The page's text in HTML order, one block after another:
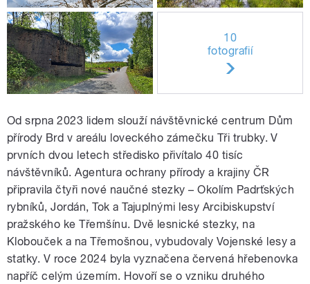
10
fotografií
Od srpna 2023 lidem slouží návštěvnické centrum Dům
přírody Brd v areálu loveckého zámečku Tři trubky. V
prvních dvou letech středisko přivítalo 40 tisíc
návštěvníků. Agentura ochrany přírody a krajiny ČR
připravila čtyři nové naučné stezky – Okolím Padrťských
rybníků, Jordán, Tok a Tajuplnými lesy Arcibiskupství
pražského ke Třemšínu. Dvě lesnické stezky, na
Klobouček a na Třemošnou, vybudovaly Vojenské lesy a
statky. V roce 2024 byla vyznačena červená hřebenovka
napříč celým územím. Hovoří se o vzniku druhého